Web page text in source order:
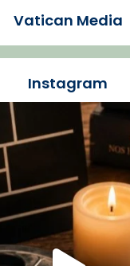
patir depressió.
l'Estadi Lluís
comp
👇
es/
depresion-
· Share
Vatican Media
Instagram